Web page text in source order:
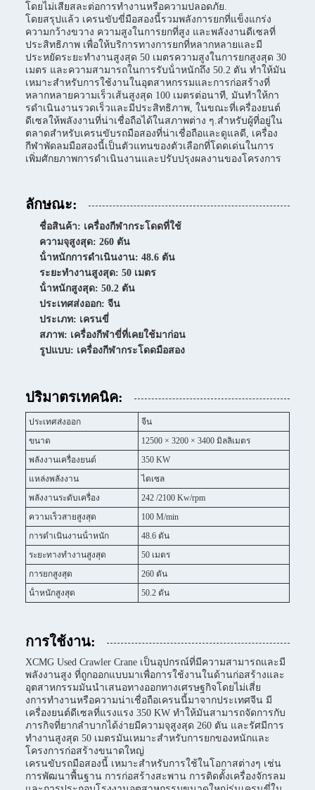
โดยไม่เสียสละต่อการทํางานหรือความปลอดภัย.
โดยสรุปแล้ว เครนขับขี่มือสองนี้รวมพลังการยกที่แข็งแกร่ง
ความกว้างขวาง ความสูงในการยกที่สูง และพลังงานดีเซลที่
ประสิทธิภาพ เพื่อให้บริการทางการยกที่หลากหลายและมี
ประหยัดระยะทํางานสูงสุด 50 เมตรความสูงในการยกสูงสุด 30
เมตร และความสามารถในการรับน้ําหนักถึง 50.2 ตัน ทําให้มัน
เหมาะสําหรับการใช้งานในอุตสาหกรรมและการก่อสร้างที่
หลากหลายความเร็วเส้นสูงสุด 100 เมตรต่อนาที, มันทําให้กา
รดําเนินงานรวดเร็วและมีประสิทธิภาพ, ในขณะที่เครื่องยนต์
ดีเซลให้พลังงานที่น่าเชื่อถือได้ในสภาพต่าง ๆ.สําหรับผู้ที่อยู่ใน
ตลาดสําหรับเครนขับรถมือสองที่น่าเชื่อถือและดูแลดี, เครื่อง
กีฬาพัดลมมือสองนี้เป็นตัวแทนของตัวเลือกที่โดดเด่นในการ
เพิ่มศักยภาพการดําเนินงานและปรับปรุงผลงานของโครงการ
ลักษณะ:
ชื่อสินค้า: เครื่องกีฬากระโดดที่ใช้
ความจุสูงสุด: 260 ตัน
น้ําหนักการดําเนินงาน: 48.6 ตัน
ระยะทํางานสูงสุด: 50 เมตร
น้ําหนักสูงสุด: 50.2 ตัน
ประเทศส่งออก: จีน
ประเภท: เครนขี่
สภาพ: เครื่องกีฬาขี่ที่เคยใช้มาก่อน
รูปแบบ: เครื่องกีฬากระโดดมือสอง
ปริมาตรเทคนิค:
ประเทศส่งออก
จีน
ขนาด
12500 × 3200 × 3400 มิลลิเมตร
พลังงานเครื่องยนต์
350 KW
แหล่งพลังงาน
ไดเซล
พลังงานระดับเครื่อง
242 /2100 Kw/rpm
ความเร็วสายสูงสุด
100 M/min
การดําเนินงานน้ําหนัก
48.6 ตัน
ระยะทางทํางานสูงสุด
50 เมตร
การยกสูงสุด
260 ตัน
น้ําหนักสูงสุด
50.2 ตัน
การใช้งาน:
XCMG Used Crawler Crane เป็นอุปกรณ์ที่มีความสามารถและมี
พลังงานสูง ที่ถูกออกแบบมาเพื่อการใช้งานในด้านก่อสร้างและ
อุตสาหกรรมมันนําเสนอทางออกทางเศรษฐกิจโดยไม่เสี่ย
งการทํางานหรือความน่าเชื่อถือเครนนี้มาจากประเทศจีน มี
เครื่องยนต์ดีเซลที่แรงแรง 350 KW ทําให้มันสามารถจัดการกับ
ภารกิจที่ยากลําบากได้ง่ายมีความจุสูงสุด 260 ตัน และรัศมีการ
ทํางานสูงสุด 50 เมตรมันเหมาะสําหรับการยกของหนักและ
โครงการก่อสร้างขนาดใหญ่
เครนขับรถมือสองนี้ เหมาะสําหรับการใช้ในโอกาสต่างๆ เช่น
การพัฒนาพื้นฐาน การก่อสร้างสะพาน การติดตั้งเครื่องจักรลม